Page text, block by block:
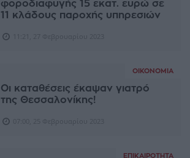
φοροδιαφυγής 15 εκατ. ευρώ σε
11 κλάδους παροχής υπηρεσιών
ΟΙΚΟΝΟΜΊΑ
Οι καταθέσεις έκαψαν γιατρό
της Θεσσαλονίκης!
ΕΠΙΚΑΙΡΌΤΗΤΑ